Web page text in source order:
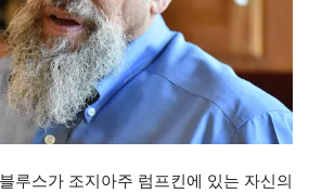
루스가 조지아주 럼프킨에 있는 자신의